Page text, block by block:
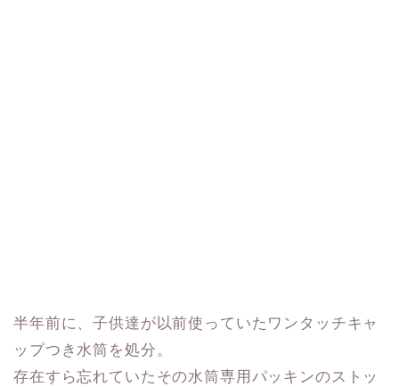
半年前に、子供達が以前使っていたワンタッチキャ
ップつき水筒を処分。
存在すら忘れていたその水筒専用パッキンのストッ